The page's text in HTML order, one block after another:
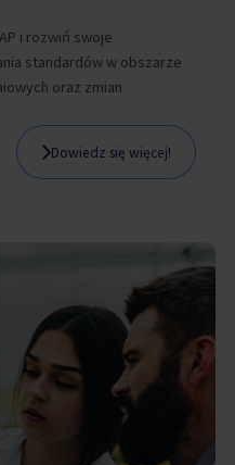
i rozwiń swoje
standardów w obszarze
oraz zmian
Dowiedz się więcej!